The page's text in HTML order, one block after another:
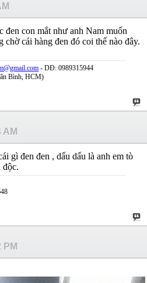
đen con mắt như anh Nam muốn
chờ cái hàng đen đó coi thế nào đây.
- DĐ: 0989315944
Bình, HCM)
AM
gì đen đen , dấu dấu là anh em tò
độc.
PM